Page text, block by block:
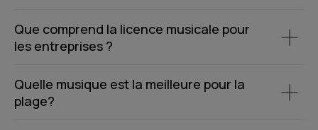
Que comprend la licence musicale pour
les entreprises ?
Quelle musique est la meilleure pour la
plage?